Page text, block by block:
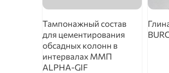
Тампонажный состав
для цементирования
обсадных колонн в
интервалах ММП
ALPHA-GIF